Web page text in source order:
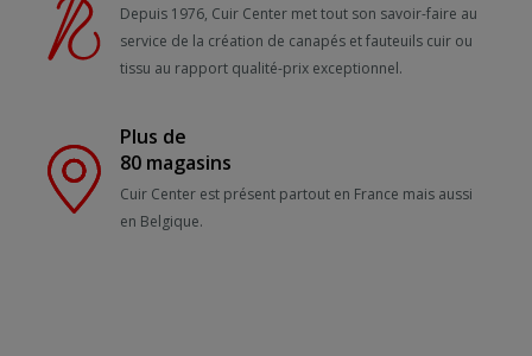
Depuis 1976, Cuir Center met tout son savoir-faire au
service de la création de canapés et fauteuils cuir ou
tissu au rapport qualité-prix exceptionnel.
Plus de
80 magasins
Cuir Center est présent partout en France mais aussi
en Belgique.